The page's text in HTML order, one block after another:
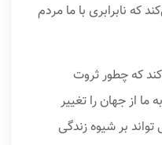
که نابرابری با ما مردم
که چطور ثروت
از جهان را تغییر
بر شیوه زندگی